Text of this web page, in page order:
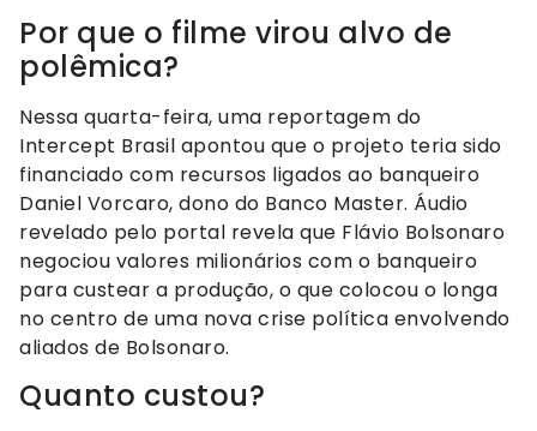
Por que o filme virou alvo de
polêmica?
Nessa quarta-feira, uma reportagem do
Intercept Brasil apontou que o projeto teria sido
financiado com recursos ligados ao banqueiro
Daniel Vorcaro, dono do Banco Master. Áudio
revelado pelo portal revela que Flávio Bolsonaro
negociou valores milionários com o banqueiro
para custear a produção, o que colocou o longa
no centro de uma nova crise política envolvendo
aliados de Bolsonaro.
Quanto custou?